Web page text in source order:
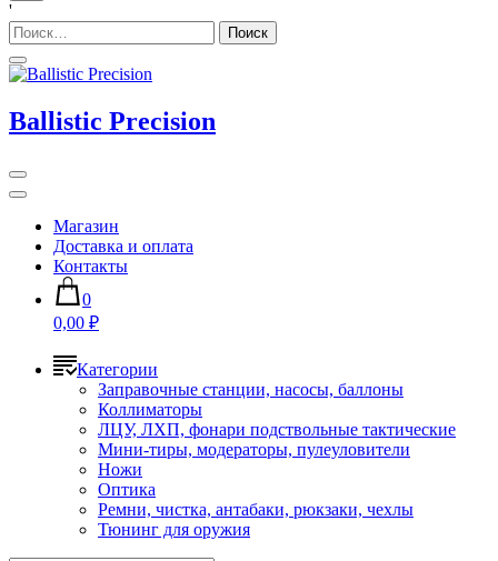
'
Найти:
Ballistic Precision
Магазин
Доставка и оплата
Контакты
0
0,00 ₽
Категории
Заправочные станции, насосы, баллоны
Коллиматоры
ЛЦУ, ЛХП, фонари подствольные тактические
Мини-тиры, модераторы, пулеуловители
Ножи
Оптика
Ремни, чистка, антабаки, рюкзаки, чехлы
Тюнинг для оружия